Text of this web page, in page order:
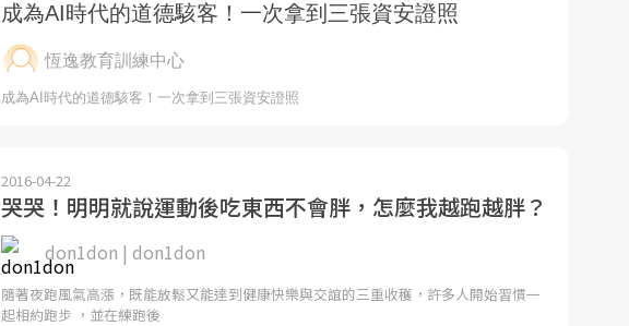
2016-04-22
哭哭！明明就說運動後吃東西不會胖，怎麼我越跑越胖？
don1don | don1don
隨著夜跑風氣高漲，既能放鬆又能達到健康快樂與交誼的三重收穫，許多人開始習慣一
起相約跑步 ，並在練跑後